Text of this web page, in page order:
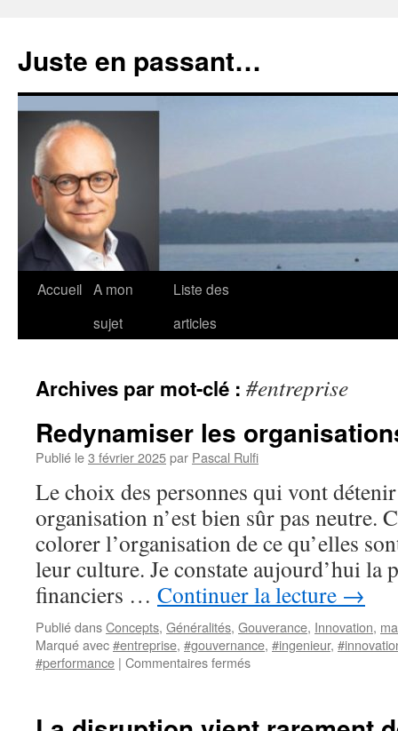
contenu
Juste en passant…
Accueil A mon
sujet
Liste des
articles
Archives par mot-clé : #entreprise
Redynamiser les
Publié le3 février 2025par Pascal Rulfi
Le choix des personnes qui vont
organisation n’est bien sûr pas neutre.
colorer l’organisation de ce qu’elles
leur culture. Je constate aujourd’hui la
financiers … Continuer la lecture →
Publié dansConcepts, Généralités, Gouverance, Innovation,
Marqué avec#entreprise, #gouvernance, #ingenieur,
#performance | Commentaires ferméssur